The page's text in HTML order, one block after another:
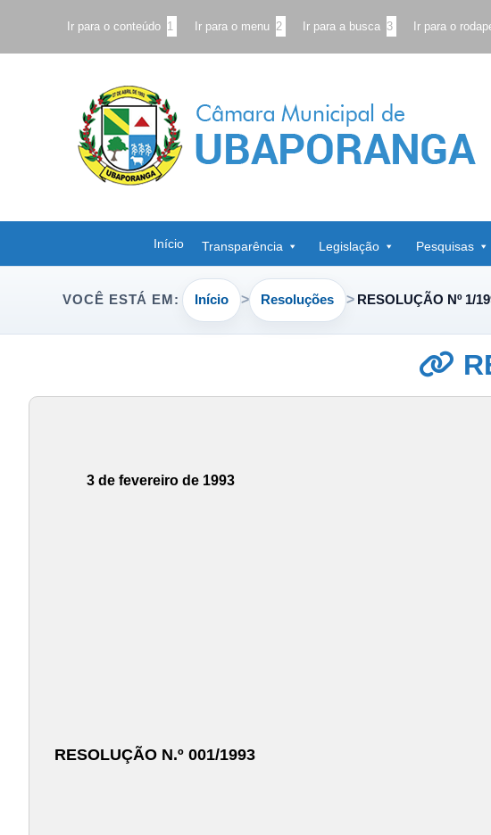
Ir para o conteúdo 1 Ir para o menu 2 Ir para a busca 3 Ir para o
Início Transparência Legislação Pesquisas
VOCÊ ESTÁ EM: Início Resoluções RESOLUÇÃO Nº 1/
3 de fevereiro de 1993
RESOLUÇÃO N.º 001/1993